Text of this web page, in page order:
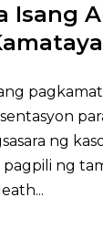
Isang
ng
ng